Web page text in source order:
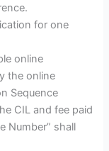
for one
online
the online
Sequence
CIL and fee paid
Number” shall